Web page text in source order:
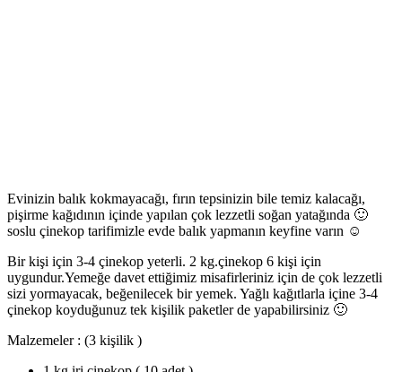
Evinizin balık kokmayacağı, fırın tepsinizin bile temiz kalacağı,
pişirme kağıdının içinde yapılan çok lezzetli soğan yatağında 🙂
soslu çinekop tarifimizle evde balık yapmanın keyfine varın ☺️
Bir kişi için 3-4 çinekop yeterli. 2 kg.çinekop 6 kişi için
uygundur.Yemeğe davet ettiğimiz misafirleriniz için de çok lezzetli
sizi yormayacak, beğenilecek bir yemek. Yağlı kağıtlarla içine 3-4
çinekop koyduğunuz tek kişilik paketler de yapabilirsiniz 🙂
Malzemeler : (3 kişilik )